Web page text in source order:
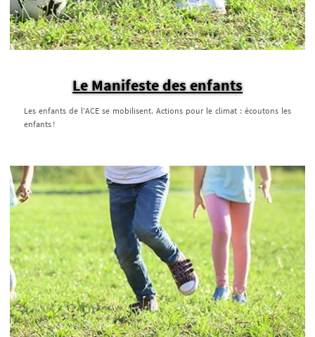
Le Manifeste des enfants
Les enfants de l’ACE se mobilisent. Actions pour le climat : écoutons les
enfants !